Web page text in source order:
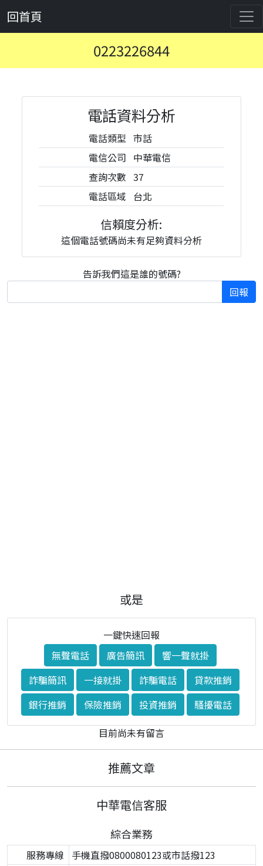
回首頁
0223226844
電話資料分析
電話類型 市話
電信公司 中華電信
查詢次數 37
電話區域 台北
信賴度分析:
這個電話號碼尚未有足夠資料分析
告訴我們這是誰的號碼?
回報
或是
一鍵快速回報
無聲電話
廣告簡訊
響一聲就掛
詐騙簡訊
一接就掛 詐騙電話
貸款推銷
銀行推銷
保險推銷 投資推銷
騷擾電話
目前尚未有留言
推薦文章
中華電信客服
綜合業務
服務專線
手機直撥0800080123或市話撥123